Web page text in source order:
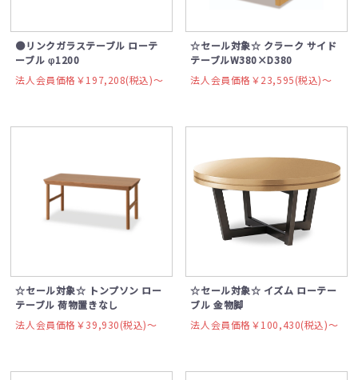
●リンクガラステーブル ローテ
ーブル φ1200
法人会員価格￥197,208(税込)〜
☆セール対象☆ クラーク サイド
テーブルW380×D380
法人会員価格￥23,595(税込)〜
☆セール対象☆ トンプソン ロー
テーブル 荷物置きなし
法人会員価格￥39,930(税込)〜
☆セール対象☆ イズム ローテー
ブル 金物脚
法人会員価格￥100,430(税込)〜